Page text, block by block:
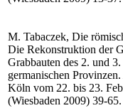
M. Tabaczek, Die
Die Rekonstruktion der
Grabbauten des 2. und
germanischen
Köln vom 22. bis 23.
(Wiesbaden 2009) 39-65.